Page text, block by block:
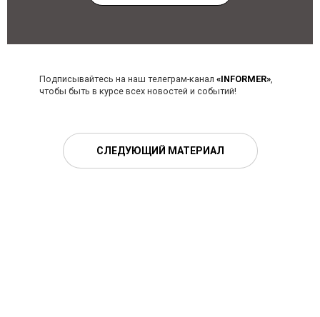
Подписывайтесь на наш телеграм-канал «INFORMER»,
чтобы быть в курсе всех новостей и событий!
СЛЕДУЮЩИЙ МАТЕРИАЛ